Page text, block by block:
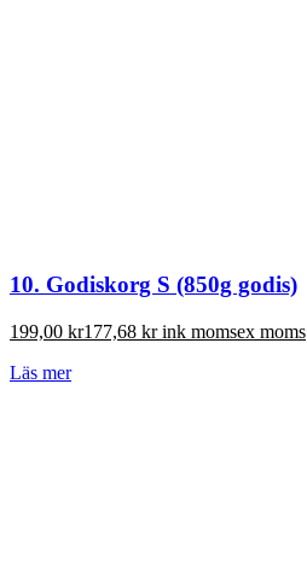
10. Godiskorg S (850g godis)
199,00 kr177,68 kr ink momsex moms
Läs mer